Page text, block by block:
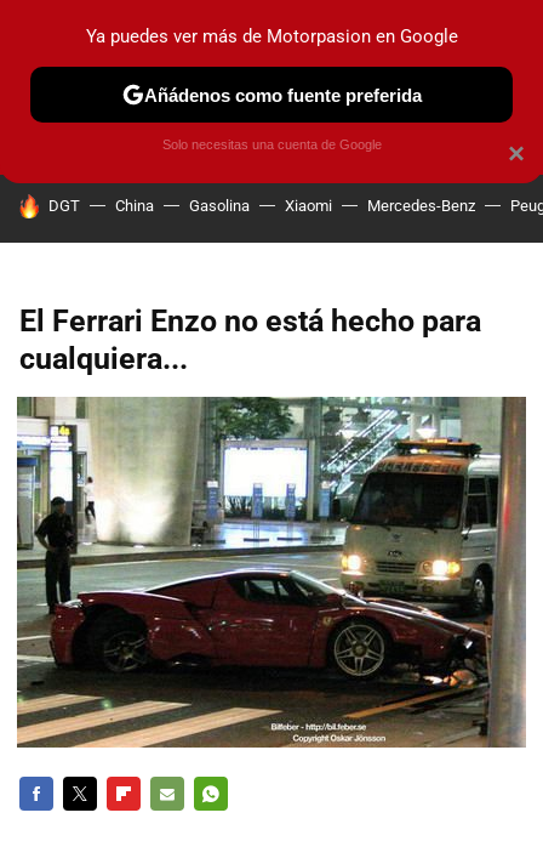
PRUEBAS COCHES ELÉCTRICOS OBSERVATORIO
HOY SE HABLA DE
DGT China Gasolina Xiaomi Mercedes-Benz
El Ferrari Enzo no está hecho para
cualquiera...
×
Ya puedes ver más de Motorpasion en Google
Añádenos como fuente preferida
Solo necesitas una cuenta de Google